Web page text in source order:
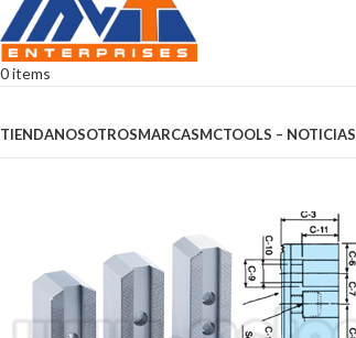
0items
TIENDANOSOTROSMARCASMCTOOLS – NOTICIAS